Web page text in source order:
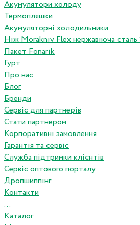
Акумулятори холоду
Термопляшки
Акумуляторні холодильники
Ніж Morakniv Flex нержавіюча сталь
Пакет Fonarik
Гурт
Про нас
Блог
Бренди
Сервіс для партнерів
Стати партнером
Корпоративні замовлення
Гарантія та сервіс
Служба підтримки клієнтів
Сервіс оптового порталу
Дропшиппінг
Контакти
...
Каталог